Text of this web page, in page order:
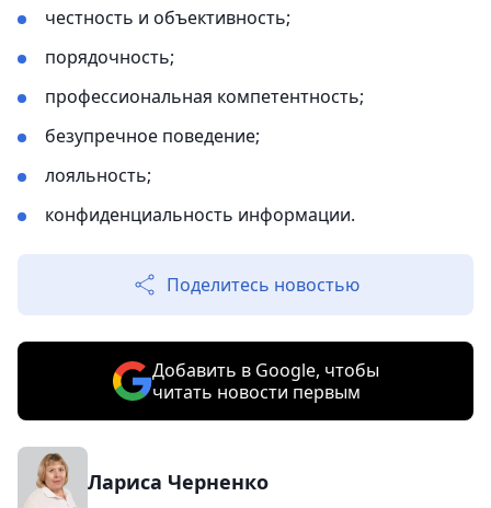
честность и объективность;
порядочность;
профессиональная компетентность;
безупречное поведение;
лояльность;
конфиденциальность информации.
Поделитесь новостью
Добавить в Google, чтобы
читать новости первым
Лариса Черненко